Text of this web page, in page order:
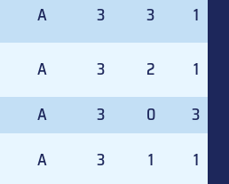
A 3 3 1
A 3 2
1
A 3 0
3
A 3 1 1